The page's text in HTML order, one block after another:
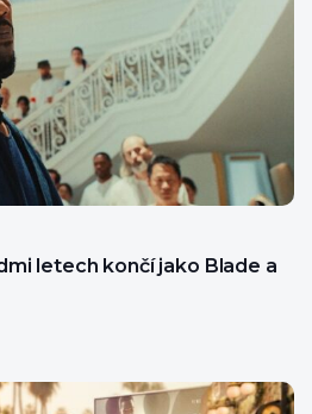
letech končí jako Blade a